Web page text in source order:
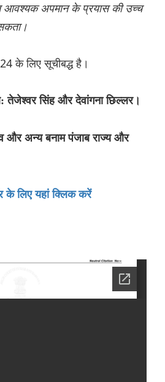
आवश्यक अपमान के प्रयास की उच्च
के लिए सूचीबद्ध है।
तेजेश्वर सिंह और देवांगना छिल्लर।
और अन्य बनाम पंजाब राज्य और
के लिए यहां क्लिक करें